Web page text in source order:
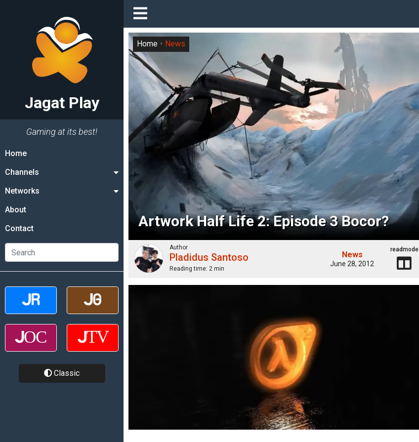
Jagat Play
Gaming at its best!
Home
Channels
Networks
About
Contact
Classic
Artwork Half Life 2: Episode 3 Bocor?
Home News
Author
Pladidus Santoso
Reading time: 2 min
News
June 28, 2012
readmode